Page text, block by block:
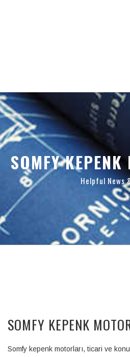
SOMFY
Helpful News
SOMFY KEPENK
Somfy kepenk motorları, ticari ve